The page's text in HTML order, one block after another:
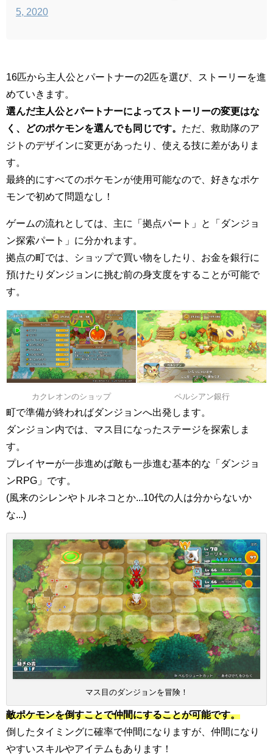
5, 2020
16匹から主人公とパートナーの2匹を選び、ストーリーを進
めていきます。
選んだ主人公とパートナーによってストーリーの変更はな
く、どのポケモンを選んでも同じです。 ただ、救助隊のア
ジトのデザインに変更があったり、使える技に差がありま
す。
最終的にすべてのポケモンが使用可能なので、好きなポケ
モンで初めて問題なし！
ゲームの流れとしては、主に「拠点パート」と「ダンジョ
ン探索パート」に分かれます。
拠点の町では、ショップで買い物をしたり、お金を銀行に
預けたりダンジョンに挑む前の身支度をすることが可能で
す。
カクレオンのショップ ペルシアン銀行
町で準備が終わればダンジョンへ出発します。
ダンジョン内では、マス目になったステージを探索しま
す。
プレイヤーが一歩進めば敵も一歩進む基本的な「ダンジョ
ンRPG」です。
(風来のシレンやトルネコとか...10代の人は分からないか
な...)
マス目のダンジョンを冒険！
敵ポケモンを倒すことで仲間にすることが可能です。
倒したタイミングに確率で仲間になりますが、仲間になり
やすいスキルやアイテムもあります！